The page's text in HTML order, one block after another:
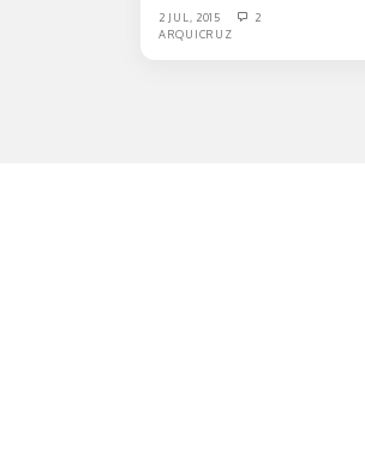
2 JUL, 2015
2
ARQUICRUZ